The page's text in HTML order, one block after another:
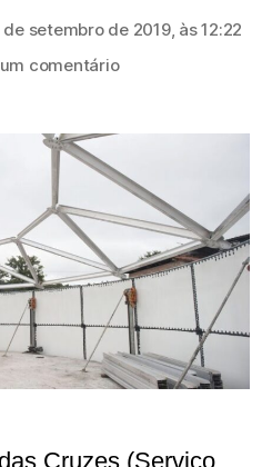
de setembro de 2019, às 12:22
comentárioem
Mogi
Cruzes
inicia
instalação
de
reservatórios
da
Vila
Oroxó
Cruzes (Serviço